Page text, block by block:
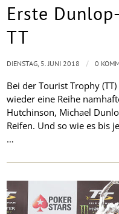
Erste
TT
Bei der Tourist Trophy
wieder eine Reihe
Hutchinson, Michael
Reifen. Und so wie es bis
…
DIENSTAG, 5. JUNI 2018 / 0